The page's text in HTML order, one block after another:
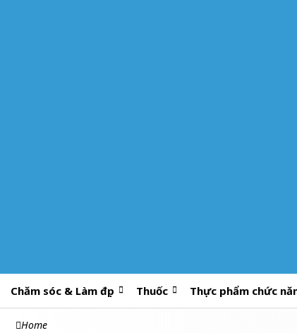
Chăm sóc & Làm đẹp Thuốc Thực phẩm chức
Home